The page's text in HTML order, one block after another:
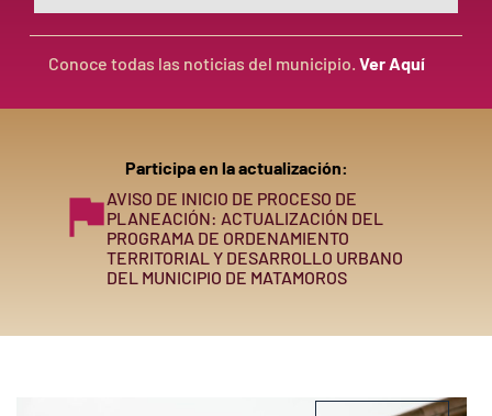
Conoce todas las noticias del municipio.Ver Aquí
Participa en la actualización:
AVISO DE INICIO DE PROCESO DE
PLANEACIÓN: ACTUALIZACIÓN DEL
PROGRAMA DE ORDENAMIENTO
TERRITORIAL Y DESARROLLO URBANO
DEL MUNICIPIO DE MATAMOROS